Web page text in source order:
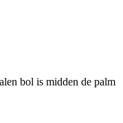
bol is midden de palm